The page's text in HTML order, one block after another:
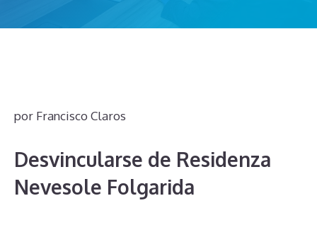
por Francisco Claros
Desvincularse de Residenza
Nevesole Folgarida